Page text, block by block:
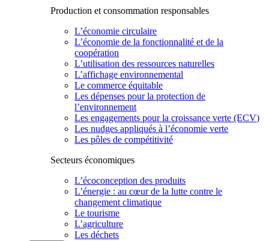
Production et consommation responsables
L’économie circulaire
L’économie de la fonctionnalité et de la
coopération
L’utilisation des ressources naturelles
L’affichage environnemental
Le commerce équitable
Les dépenses pour la protection de
l’environnement
Les engagements pour la croissance verte (ECV)
Les nudges appliqués à l’économie verte
Les pôles de compétitivité
Secteurs économiques
L’écoconception des produits
L’énergie : au cœur de la lutte contre le
changement climatique
Le tourisme
L’agriculture
Les déchets